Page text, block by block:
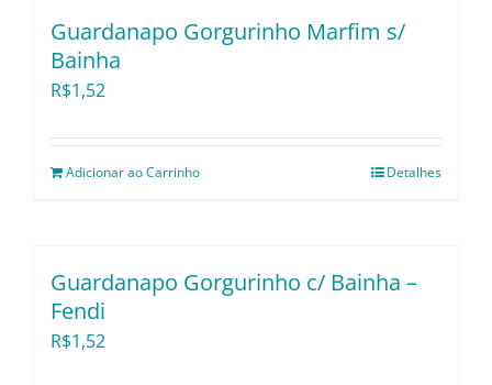
Guardanapo Gorgurinho Marfim s/
Bainha
R$1,52
Adicionar ao Carrinho Detalhes
Guardanapo Gorgurinho c/ Bainha –
Fendi
R$1,52